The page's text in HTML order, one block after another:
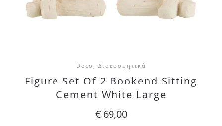
Deco, Διακοσμητικά
Figure Set Of 2 Bookend Sitting
Cement White Large
€69,00